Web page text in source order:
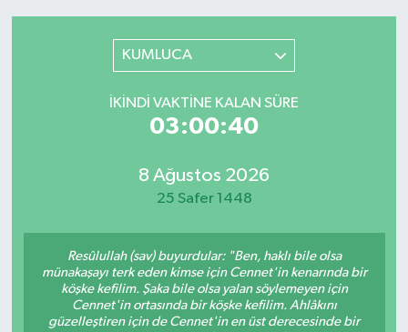
KUMLUCA
İKINDI VAKTINE KALAN SÜRE
03:00:40
8 Ağustos 2026
25 Safer 1448
Resûlullah (sav) buyurdular: "Ben, haklı bile olsa
münakaşayı terk eden kimse için Cennet'in kenarında bir
köşke kefilim. Şaka bile olsa yalan söylemeyen için
Cennet'in ortasında bir köşke kefilim. Ahlâkını
güzelleştiren için de Cennet'in en üst derecesinde bir
Son Dakika Haberleri